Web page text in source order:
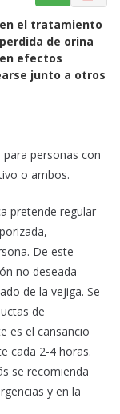
el tratamiento
de orina
efectos
junto a otros
para personas con
o ambos.
pretende regular
De este
no deseada
de la vejiga. Se
de
es el cansancio
cada 2-4 horas.
se recomienda
y en la